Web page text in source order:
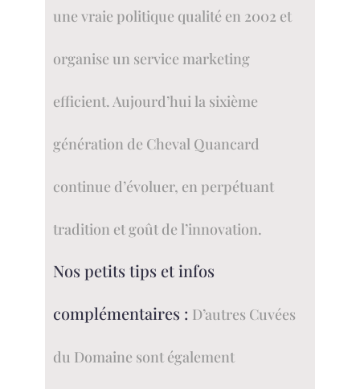
une vraie politique qualité en 2002 et
organise un service marketing
efficient. Aujourd’hui la sixième
génération de Cheval Quancard
continue d’évoluer, en perpétuant
tradition et goût de l’innovation.
Nos petits tips et infos
complémentaires : D’autres Cuvées
du Domaine sont également